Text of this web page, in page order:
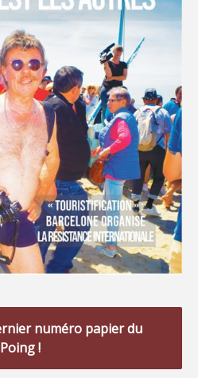
numéro papier du
Poing !